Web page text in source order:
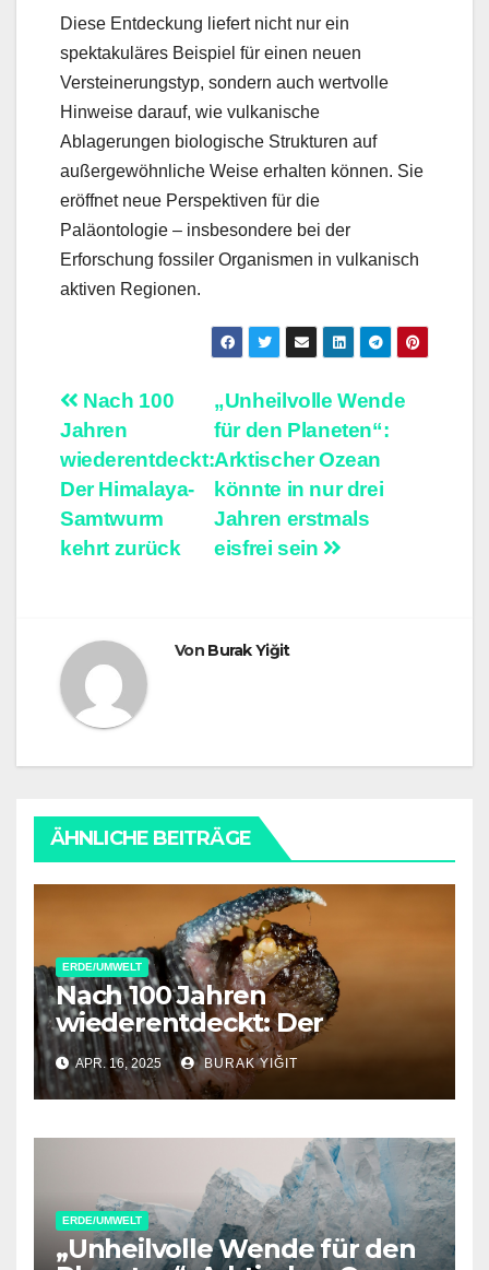
Diese Entdeckung liefert nicht nur ein
spektakuläres Beispiel für einen neuen
Versteinerungstyp, sondern auch wertvolle
Hinweise darauf, wie vulkanische
Ablagerungen biologische Strukturen auf
außergewöhnliche Weise erhalten können. Sie
eröffnet neue Perspektiven für die
Paläontologie – insbesondere bei der
Erforschung fossiler Organismen in vulkanisch
aktiven Regionen.
Beitragsnavigation
„Unheilvolle Wende
für den Planeten“:
Arktischer Ozean
könnte in nur drei
Jahren erstmals
eisfrei sein
Nach 100
Jahren
wiederentdeckt:
Der Himalaya-
Samtwurm
kehrt zurück
Von Burak Yiğit
ÄHNLICHE BEITRÄGE
ERDE/UMWELT
Nach 100 Jahren
wiederentdeckt: Der
Himalaya-Samtwurm kehrt
zurück
APR. 16, 2025 BURAK YIĞIT
ERDE/UMWELT
„Unheilvolle Wende für den